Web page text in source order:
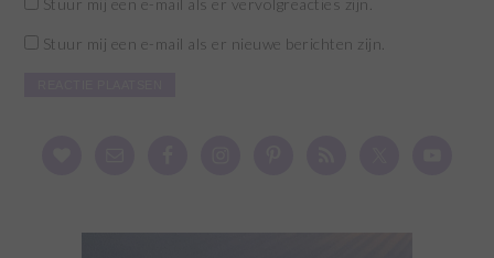
Stuur mij een e-mail als er vervolgreacties zijn.
Stuur mij een e-mail als er nieuwe berichten zijn.